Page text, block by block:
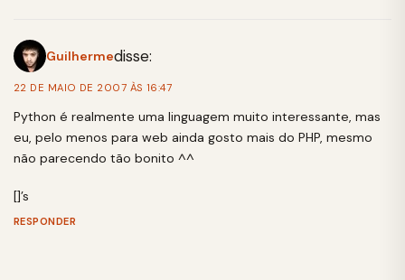
Guilhermedisse:
22 DE MAIO DE 2007 ÀS 16:47
Python é realmente uma linguagem muito interessante, mas
eu, pelo menos para web ainda gosto mais do PHP, mesmo
não parecendo tão bonito ^^
[]’s
RESPONDER